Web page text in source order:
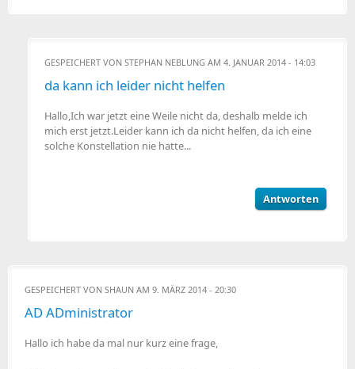
GESPEICHERT VON STEPHAN NEBLUNG AM 4. JANUAR 2014 - 14:03
da kann ich leider nicht helfen
Hallo,Ich war jetzt eine Weile nicht da, deshalb melde ich
mich erst jetzt.Leider kann ich da nicht helfen, da ich eine
solche Konstellation nie hatte...
Antworten
GESPEICHERT VON SHAUN AM 9. MÄRZ 2014 - 20:30
AD ADministrator
Hallo ich habe da mal nur kurz eine frage,